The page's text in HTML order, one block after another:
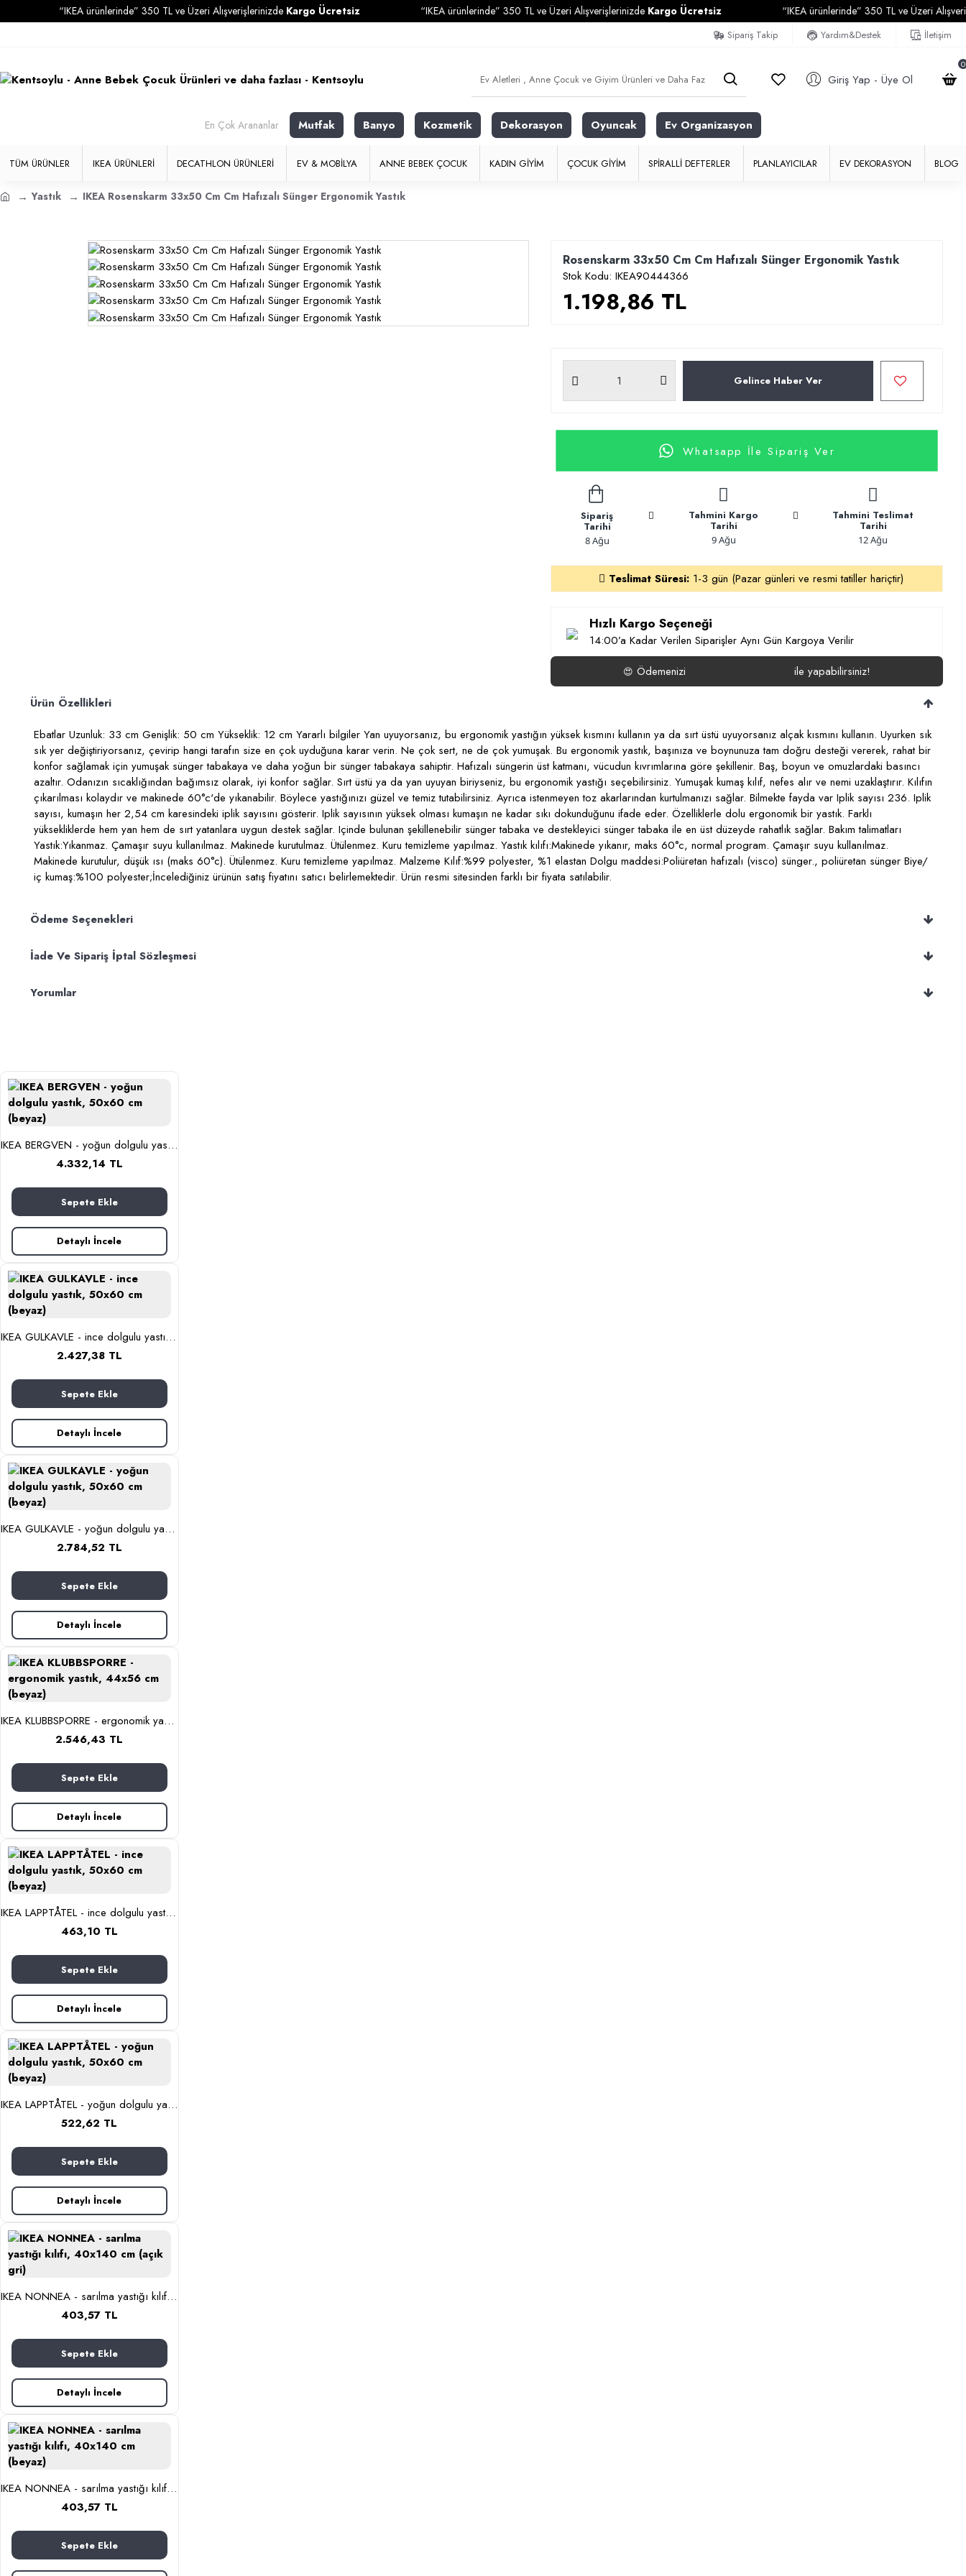
“IKEA ürünlerinde” 350 TL ve Üzeri AlışverişlerinizdeKargo Ücretsiz “IKEA ürünlerinde” 350 TL ve Üzeri AlışverişlerinizdeKargo Ücretsiz “IKEA ürünlerinde” 350 TL ve Üzeri Alışverişlerinizde
Sipariş Takip Yardım&Destek İletişim
Giriş Yap - Üye Ol
0
En Çok Arananlar Mutfak Banyo Kozmetik Dekorasyon Oyuncak Ev Organizasyon
TÜM ÜRÜNLER IKEA ÜRÜNLERI DECATHLON ÜRÜNLERI EV & MOBILYA ANNE BEBEK ÇOCUK KADIN GIYIM ÇOCUK GIYIM SPIRALLI DEFTERLER PLANLAYICILAR EV DEKORASYON BLOG
Yastık IKEA Rosenskarm 33x50 Cm Cm Hafızalı Sünger Ergonomik Yastık
Rosenskarm 33x50 Cm Cm Hafızalı Sünger Ergonomik Yastık
Stok Kodu: IKEA90444366
1.198,86 TL
Gelince Haber Ver
Whatsapp İle Sipariş Ver
Sipariş
Tarihi
8 Ağu
Tahmini Kargo
Tarihi
9 Ağu
Tahmini Teslimat
Tarihi
12 Ağu
Teslimat Süresi: 1-3 gün (Pazar günleri ve resmi tatiller hariçtir)
Hızlı Kargo Seçeneği
14:00’a Kadar Verilen Siparişler Aynı Gün Kargoya Verilir
😍Ödemenizi
ile yapabilirsiniz!
Ürün Özellikleri
Ebatlar Uzunluk: 33 cm Genişlik: 50 cm Yükseklik: 12 cm Yararlı bilgiler Yan uyuyorsanız, bu ergonomik yastığın yüksek kısmını kullanın ya da sırt üstü uyuyorsanız alçak kısmını kullanın. Uyurken sık
sık yer değiştiriyorsanız, çevirip hangi tarafın size en çok uyduğuna karar verin. Ne çok sert, ne de çok yumuşak. Bu ergonomik yastık, başınıza ve boynunuza tam doğru desteği vererek, rahat bir
konfor sağlamak için yumuşak sünger tabakaya ve daha yoğun bir sünger tabakaya sahiptir. Hafızalı süngerin üst katmanı, vücudun kıvrımlarına göre şekillenir. Baş, boyun ve omuzlardaki basıncı
azaltır. Odanızın sıcaklığından bağımsız olarak, iyi konfor sağlar. Sırt üstü ya da yan uyuyan biriyseniz, bu ergonomik yastığı seçebilirsiniz. Yumuşak kumaş kılıf, nefes alır ve nemi uzaklaştırır. Kılıfın
çıkarılması kolaydır ve makinede 60°c'de yıkanabilir. Böylece yastığınızı güzel ve temiz tutabilirsiniz. Ayrıca istenmeyen toz akarlarından kurtulmanızı sağlar. Bilmekte fayda var Iplik sayısı 236. Iplik
sayısı, kumaşın her 2,54 cm karesindeki iplik sayısını gösterir. Iplik sayısının yüksek olması kumaşın ne kadar sıkı dokunduğunu ifade eder. Özelliklerle dolu ergonomik bir yastık. Farklı
yüksekliklerde hem yan hem de sırt yatanlara uygun destek sağlar. Içinde bulunan şekillenebilir sünger tabaka ve destekleyici sünger tabaka ile en üst düzeyde rahatlık sağlar. Bakım talimatları
Yastık:Yıkanmaz. Çamaşır suyu kullanılmaz. Makinede kurutulmaz. Ütülenmez. Kuru temizleme yapılmaz. Yastık kılıfı:Makinede yıkanır, maks 60°c, normal program. Çamaşır suyu kullanılmaz.
Makinede kurutulur, düşük ısı (maks 60°c). Ütülenmez. Kuru temizleme yapılmaz. Malzeme Kılıf:%99 polyester, %1 elastan Dolgu maddesi:Poliüretan hafızalı (visco) sünger., poliüretan sünger Biye/
iç kumaş:%100 polyester;İncelediğiniz ürünün satış fiyatını satıcı belirlemektedir. Ürün resmi sitesinden farklı bir fiyata satılabilir.
Ödeme Seçenekleri
İade Ve Sipariş İptal Sözleşmesi
Yorumlar
IKEA BERGVEN - yoğun dolgulu yastık, 50x60 cm (beyaz)
4.332,14 TL
Sepete Ekle
Detaylı İncele
IKEA GULKAVLE - ince dolgulu yastık, 50x60 cm (beyaz)
2.427,38 TL
Sepete Ekle
Detaylı İncele
IKEA GULKAVLE - yoğun dolgulu yastık, 50x60 cm (beyaz)
2.784,52 TL
Sepete Ekle
Detaylı İncele
IKEA KLUBBSPORRE - ergonomik yastık, 44x56 cm (beyaz)
2.546,43 TL
Sepete Ekle
Detaylı İncele
IKEA LAPPTÅTEL - ince dolgulu yastık, 50x60 cm (beyaz)
463,10 TL
Sepete Ekle
Detaylı İncele
IKEA LAPPTÅTEL - yoğun dolgulu yastık, 50x60 cm (beyaz)
522,62 TL
Sepete Ekle
Detaylı İncele
IKEA NONNEA - sarılma yastığı kılıfı, 40x140 cm (açık gri)
403,57 TL
Sepete Ekle
Detaylı İncele
IKEA NONNEA - sarılma yastığı kılıfı, 40x140 cm (beyaz)
403,57 TL
Sepete Ekle